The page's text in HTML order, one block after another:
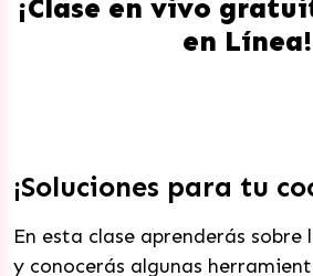
¡Clase en vivo
en Línea!
¡Soluciones para tu
En esta clase aprenderás sobre
y conocerás algunas